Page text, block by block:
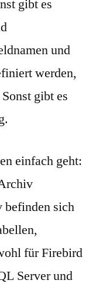
gibt es
und
werden,
gibt es
einfach geht:
befinden sich
für Firebird
Server und